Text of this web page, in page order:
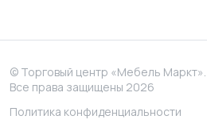
© Торговый центр «Мебель Маркт».
Все права защищены 2026
Политика конфиденциальности